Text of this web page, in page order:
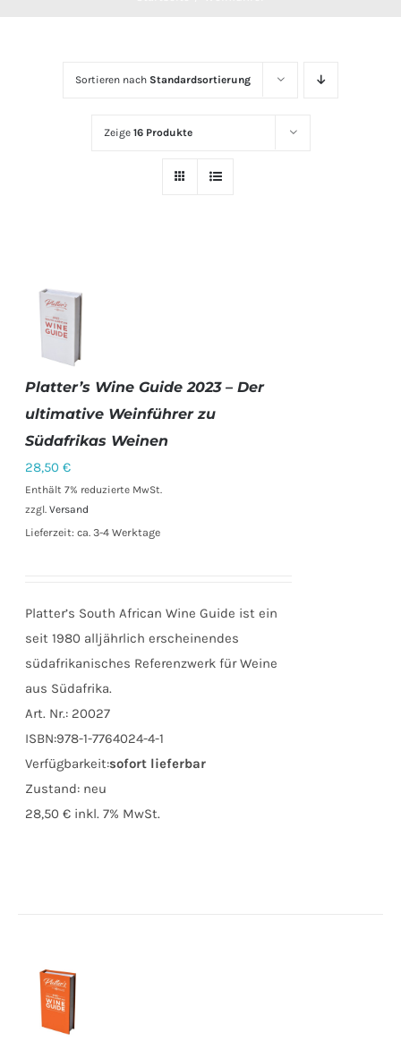
Sortieren nach Standardsortierung
Zeige 16 Produkte
IN DEN
WARENKORB
/
DETAILS
Platter’s Wine Guide 2023 – Der
ultimative Weinführer zu
Südafrikas Weinen
28,50€
Enthält 7% reduzierte MwSt.
zzgl.Versand
Lieferzeit: ca. 3-4 Werktage
Platter’s South African Wine Guide ist ein
seit 1980 alljährlich erscheinendes
südafrikanisches Referenzwerk für Weine
aus Südafrika.
Art. Nr.: 20027
ISBN:978-1-7764024-4-1
Verfügbarkeit:sofort lieferbar
Zustand: neu
28,50 € inkl. 7% MwSt.